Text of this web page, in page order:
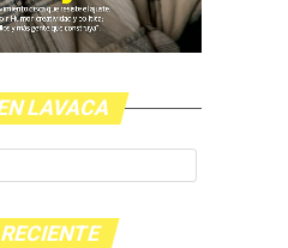
LAVACA